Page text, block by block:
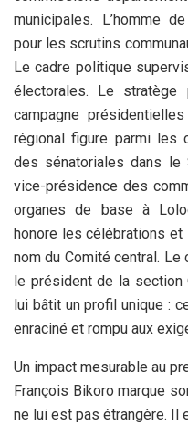
municipales. L’homme
pour les scrutins
Le cadre politique
électorales. Le stratège
campagne
régional figure parmi les
des sénatoriales dans le
vice-présidence des
organes de base à
honore les célébrations
nom du Comité central.
le président de la section
lui bâtit un profil unique :
enraciné et rompu aux
Un impact mesurable au
François Bikoro marque
ne lui est pas étrangère. Il